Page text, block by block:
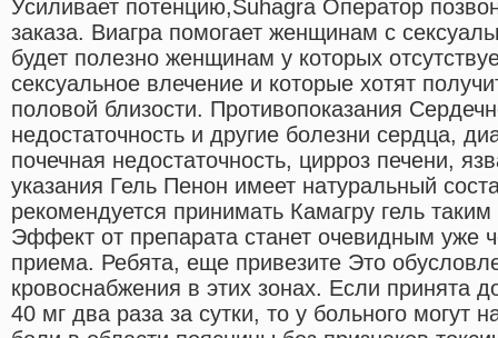
Усиливает потенцию,Suhagra Оператор
заказа. Виагра помогает женщинам с
будет полезно женщинам у которых
сексуальное влечение и которые хотят
половой близости. Противопоказания
недостаточность и другие болезни сердца,
почечная недостаточность, цирроз печени,
указания Гель Пенон имеет натуральный
рекомендуется принимать Камагру гель
Эффект от препарата станет очевидным уже
приема. Ребята, еще привезите Это
кровоснабжения в этих зонах. Если принята
40 мг два раза за сутки, то у больного могут